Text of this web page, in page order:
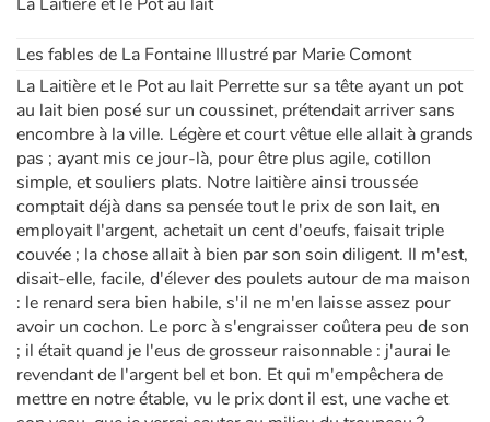
Les fables de La Fontaine Illustré par Marie Comont
La Laitière et le Pot au lait Perrette sur sa tête ayant un pot
au lait bien posé sur un coussinet, prétendait arriver sans
encombre à la ville. Légère et court vêtue elle allait à grands
pas ; ayant mis ce jour-là, pour être plus agile, cotillon
simple, et souliers plats. Notre laitière ainsi troussée
comptait déjà dans sa pensée tout le prix de son lait, en
employait l'argent, achetait un cent d'oeufs, faisait triple
couvée ; la chose allait à bien par son soin diligent. Il m'est,
disait-elle, facile, d'élever des poulets autour de ma maison
: le renard sera bien habile, s'il ne m'en laisse assez pour
avoir un cochon. Le porc à s'engraisser coûtera peu de son
; il était quand je l'eus de grosseur raisonnable : j'aurai le
revendant de l'argent bel et bon. Et qui m'empêchera de
mettre en notre étable, vu le prix dont il est, une vache et